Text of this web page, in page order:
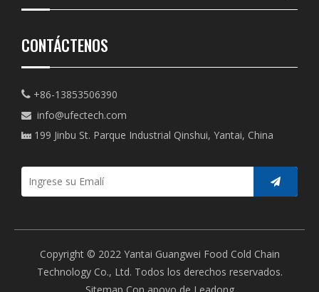
CONTÁCTENOS
 +86-13853506390
 info@ufectech.com
 199 Jinbu St. Parque Industrial Qinshui, Yantai, China
Copyright © 2022 Yantai Guangwei Food Cold Chain
Technology Co., Ltd. Todos los derechos reservados.